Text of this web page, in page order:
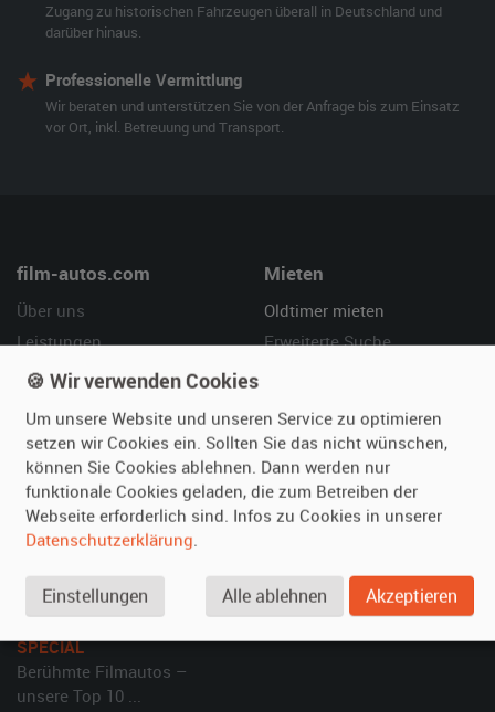
Zugang zu historischen Fahrzeugen überall in Deutschland und
darüber hinaus.
Professionelle Vermittlung
Wir beraten und unterstützen Sie von der Anfrage bis zum Einsatz
vor Ort, inkl. Betreuung und Transport.
film-autos.com
Über uns
Leistungen
Referenzen
Mieten
Oldtimer mieten
Erweiterte Suche
Vermieten
Oldtimer anmelden
Fotos senden
Inserat verwalten
Hilfe
Häufige Fragen (FAQ)
So funktioniert's
SPECIAL
Berühmte Filmautos –
unsere Top 10 ...
🍪 Wir verwenden Cookies
Um unsere Website und unseren Service zu optimieren
setzen wir Cookies ein. Sollten Sie das nicht wünschen,
können Sie Cookies ablehnen. Dann werden nur
funktionale Cookies geladen, die zum Betreiben der
Webseite erforderlich sind. Infos zu Cookies in unserer
Datenschutzerklärung.
Einstellungen Alle ablehnen Akzeptieren